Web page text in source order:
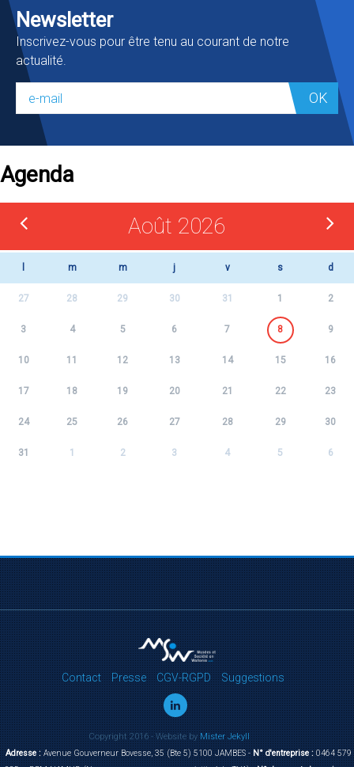
Newsletter
Inscrivez-vous pour être tenu au courant de notre
actualité.
OK
Agenda
Août 2026
m m j v s d
27 28 29 30 31 1 2
3 4 5 6 7 8 9
10 11 12 13 14 15 16
17 18 19 20 21 22 23
24 25 26 27 28 29 30
31 1 2 3 4 5 6
Contact Presse CGV-RGPD Suggestions
Copyright 2016 - Website byMister Jekyll
Adresse :Avenue Gouverneur Bovesse, 35 (Bte 5) 5100 JAMBES - N° d'entreprise :0464 579